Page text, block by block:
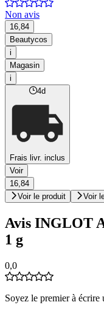
Non avis
16,84
Beautycos
i
Magasin
i
4d
Frais livr. inclus
Voir
16,84
Voir le produit
Voir
Avis INGLOT
1 g
0,0
Soyez le premier à